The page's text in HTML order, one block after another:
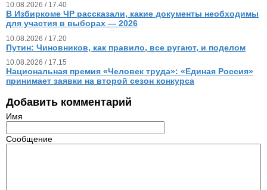
10.08.2026 / 17.40
В Избиркоме ЧР рассказали, какие документы необходимы
для участия в выборах — 2026
10.08.2026 / 17.20
Путин: Чиновников, как правило, все ругают, и поделом
10.08.2026 / 17.15
Национальная премия «Человек труда»: «Единая Россия»
принимает заявки на второй сезон конкурса
Добавить комментарий
Имя
Сообщение